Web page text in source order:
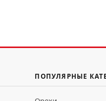
ПОПУЛЯРНЫЕ